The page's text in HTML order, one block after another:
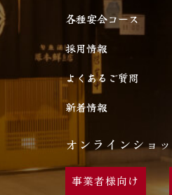
各種宴会コース
採用情報
よくあるご質問
新着情報
オンラインショ
事業者様向け